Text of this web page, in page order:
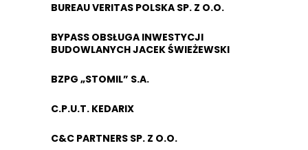
BUREAU VERITAS POLSKA SP. Z O.O.
BYPASS OBSŁUGA INWESTYCJI
BUDOWLANYCH JACEK ŚWIEŻEWSKI
BZPG „STOMIL” S.A.
C.P.U.T. KEDARIX
C&C PARTNERS SP. Z O.O.